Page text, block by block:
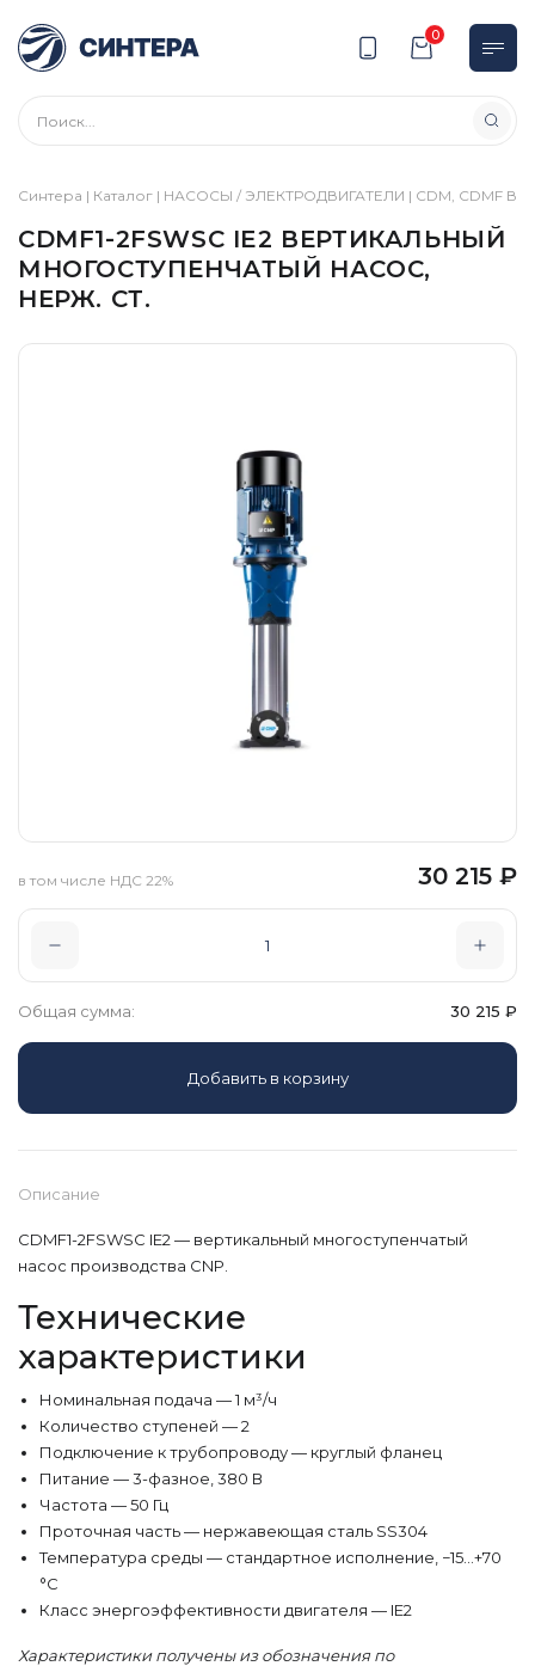
0
Синтера | Каталог | НАСОСЫ / ЭЛЕКТРОДВИГАТЕЛИ | CDM, CDMF
CDMF1-2FSWSC IE2 ВЕРТИКАЛЬНЫЙ
МНОГОСТУПЕНЧАТЫЙ НАСОС,
НЕРЖ. СТ.
Описание
CDMF1-2FSWSC IE2 — вертикальный многоступенчатый
насос производства CNP.
Технические
характеристики
Номинальная подача — 1 м³/ч
Количество ступеней — 2
Подключение к трубопроводу — круглый фланец
Питание — 3-фазное, 380 В
Частота — 50 Гц
Проточная часть — нержавеющая сталь SS304
Температура среды — стандартное исполнение, −15…+70
°С
Класс энергоэффективности двигателя — IE2
Характеристики получены из обозначения по
30 215 ₽
в том числе НДС 22%
Общая сумма: 30 215 ₽
Добавить в корзину